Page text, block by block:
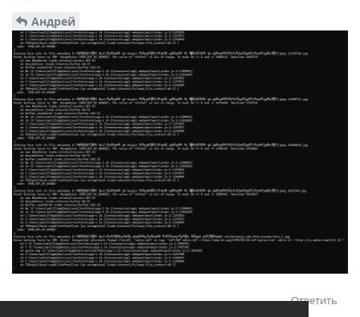
Андрей
Ответить